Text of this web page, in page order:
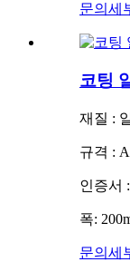
문의 세
코팅
재질 :
규격 :
인증서
폭:
문의 세